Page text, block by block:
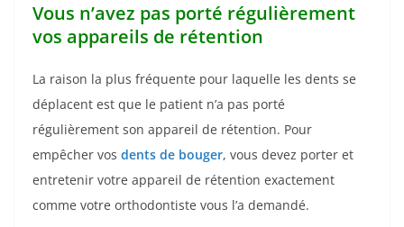
Vous n’avez pas porté régulièrement
vos appareils de rétention
La raison la plus fréquente pour laquelle les dents se
déplacent est que le patient n’a pas porté
régulièrement son appareil de rétention. Pour
empêcher vos dents de bouger, vous devez porter et
entretenir votre appareil de rétention exactement
comme votre orthodontiste vous l’a demandé.